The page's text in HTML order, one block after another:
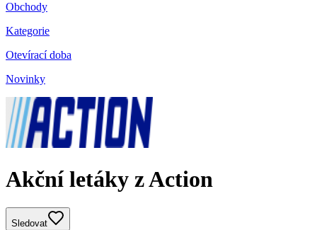
Obchody
Kategorie
Otevírací doba
Novinky
Akční letáky z Action
Sledovat